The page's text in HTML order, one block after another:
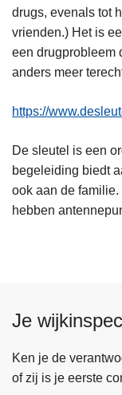
drugs, evenals tot
vrienden.) Het is
een drugprobleem
anders meer
https://
De sleutel is een
begeleiding biedt
ook aan de
hebben
Je
Ken je de
of zij is je eerste